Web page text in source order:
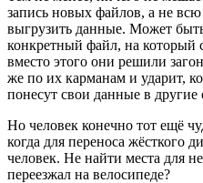
запись новых файлов, а не всю
выгрузить данные. Может
конкретный файл, на который
вместо этого они решили
же по их карманам и ударит,
понесут свои данные в другие
Но человек конечно тот ещё
когда для переноса жёсткого
человек. Не найти места для
переезжал на велосипеде?